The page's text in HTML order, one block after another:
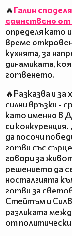
🔥Галин
единствено
определя като
време
кухнята, за
динамиката,
готвенето.
🔥Разказва и за
силни връзки -
като именно в
си
да посочи
готви със
говори за
решението да
носталгията
готви за
Стейтъм и
разликата
от